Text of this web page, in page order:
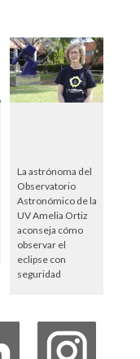
La astrónoma del
Observatorio
Astronómico de la
UV Amelia Ortiz
aconseja cómo
observar el
eclipse con
seguridad